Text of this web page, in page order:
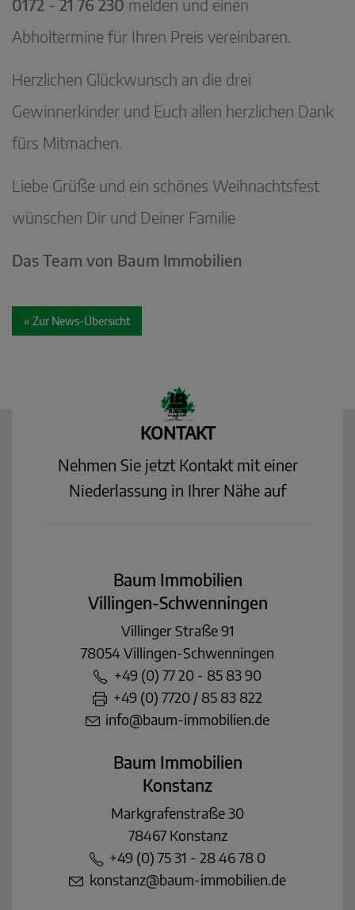
0172 - 21 76 230 melden und einen
Abholtermine für Ihren Preis vereinbaren.
Herzlichen Glückwunsch an die drei
Gewinnerkinder und Euch allen herzlichen Dank
fürs Mitmachen.
Liebe Grüße und ein schönes Weihnachtsfest
wünschen Dir und Deiner Familie
Das Team von Baum Immobilien
« Zur News-Übersicht
KONTAKT
Nehmen Sie jetzt Kontakt mit einer
Niederlassung in Ihrer Nähe auf
Baum Immobilien
Villingen-Schwenningen
Villinger Straße 91
78054 Villingen-Schwenningen
+49 (0) 77 20 - 85 83 90
+49 (0) 7720 / 85 83 822
info@baum-immobilien.de
Baum Immobilien
Konstanz
Markgrafenstraße 30
78467 Konstanz
+49 (0) 75 31 - 28 46 78 0
konstanz@baum-immobilien.de